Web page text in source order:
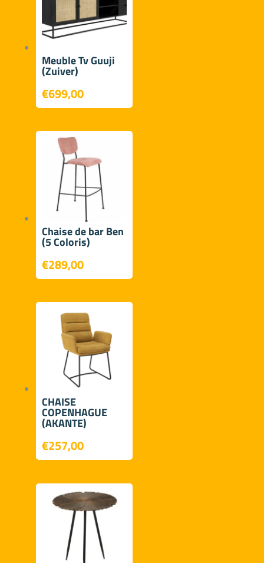
Meuble Tv Guuji
(Zuiver)
€699,00
Chaise de bar Ben
(5 Coloris)
€289,00
CHAISE
COPENHAGUE
(AKANTE)
€257,00